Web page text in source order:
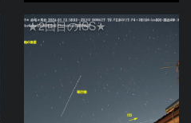
★2回目のISS★